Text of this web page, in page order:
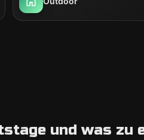
und was